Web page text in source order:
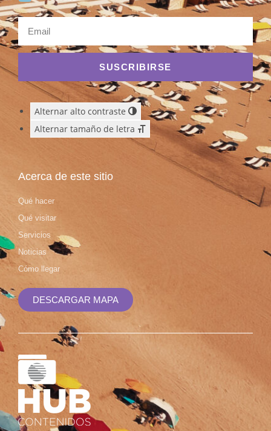
SUSCRIBIRSE
Alternar alto contraste
Alternar tamaño de letra
Acerca de este sitio
Qué hacer
Qué visitar
Servicios
Noticias
Cómo llegar
DESCARGAR MAPA